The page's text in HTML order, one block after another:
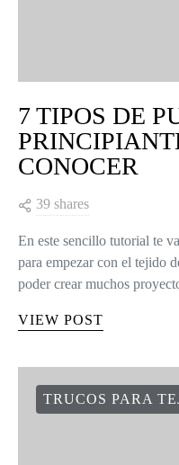
7 TIPOS DE
CONOCER
39 shares
En este sencillo tutorial te
para empezar con el tejido
poder crear muchos
VIEW POST
TRUCOS PARA